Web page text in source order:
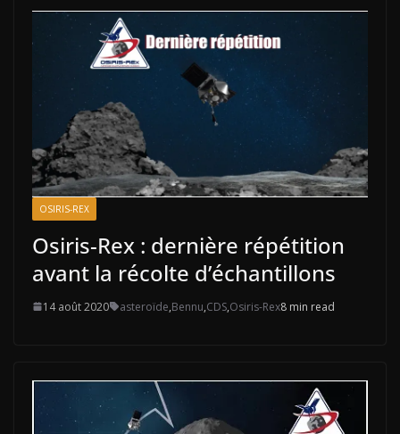
OSIRIS-REX
Osiris-Rex : dernière répétition
avant la récolte d’échantillons
14 août 2020 asteroïde,Bennu,CDS,Osiris-Rex8 min read